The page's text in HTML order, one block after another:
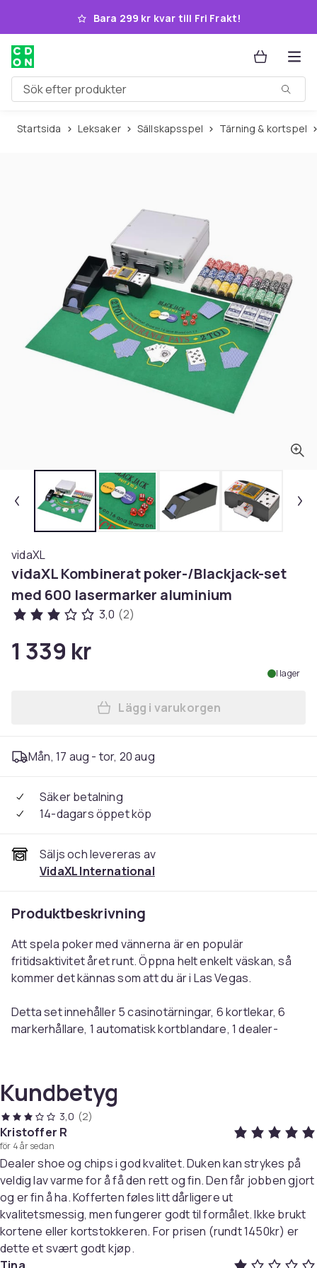
Hoppa till huvudinnehållet
Bara 299 kr kvar till Fri Frakt!
Sök efter produkter
Startsida Leksaker Sällskapsspel Tärning & kortspel
vidaXL
vidaXL Kombinerat poker-/Blackjack-set
med 600 lasermarker aluminium
3,0 (2)
1 339 kr
I lager
Lägg till vidaXL
Lägg i varukorgen
Mån, 17 aug - tor, 20 aug
Säker betalning
14-dagars öppet köp
Säljs och levereras av
VidaXL International
Produktbeskrivning
Att spela poker med vännerna är en populär
fritidsaktivitet året runt. Öppna helt enkelt väskan, så
kommer det kännas som att du är i Las Vegas.
Detta set innehåller 5 casinotärningar, 6 kortlekar, 6
markerhållare, 1 automatisk kortblandare, 1 dealer-
Setet levereras i en luxuös förvaringsväska i aluminium.
Färg: Flerfärgad
Material: Plast och aluminium
Lådans mått: 38 x 36 x 15 cm (L x B x H)
Mått spelmatta: 91 x 59 cm (L x B)
11,5 g laser-marker
Inklusive:
1 x Dealer-bricka
1 x Small blind-bricka
1 x Big blind-bricka
Kundbetyg
3,0 (2)
Kristoffer R
för 4 år sedan
Dealer shoe og chips i god kvalitet. Duken kan strykes på
veldig lav varme for å få den rett og fin. Den får jobben gjort
og er fin å ha. Kofferten føles litt dårligere ut
kvalitetsmessig, men fungerer godt til formålet. Ikke brukt
kortene eller kortstokkeren. For prisen (rundt 1450kr) er
dette et svært godt kjøp.